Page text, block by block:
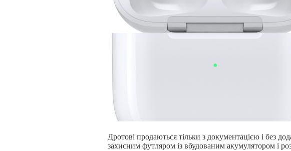
Дротові продаються тільки з документацією і без
захисним футляром із вбудованим акумулятором і